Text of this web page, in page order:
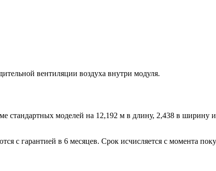
вентиляции воздуха внутри модуля.
стандартных моделей на 12,192 м в длину, 2,438 в ширину
с гарантией в 6 месяцев. Срок исчисляется с момента